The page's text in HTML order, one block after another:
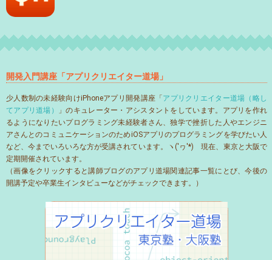
開発入門講座「アプリクリエイター道場」
少人数制の未経験向けiPhoneアプリ開発講座「 アプリクリエイター道場（略し
てアプリ道場）
」のキュレーター・アシスタントをしています。アプリを作れ
るようになりたいプログラミング未経験者さん、独学で挫折した人やエンジニ
アさんとのコミュニケーションのためiOSアプリのプログラミングを学びたい人
など、今までいろいろな方が受講されています。ヽ('ヮ'*)ゝ現在、東京と大阪で
定期開催されています。
（画像をクリックすると講師ブログのアプリ道場関連記事一覧にとび、今後の
開講予定や卒業生インタビューなどがチェックできます。）